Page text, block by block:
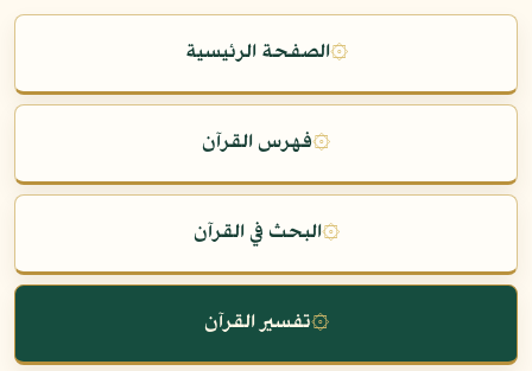
۞الصفحة الرئيسية
۞فهرس القرآن
۞البحث في القرآن
۞تفسير القرآن